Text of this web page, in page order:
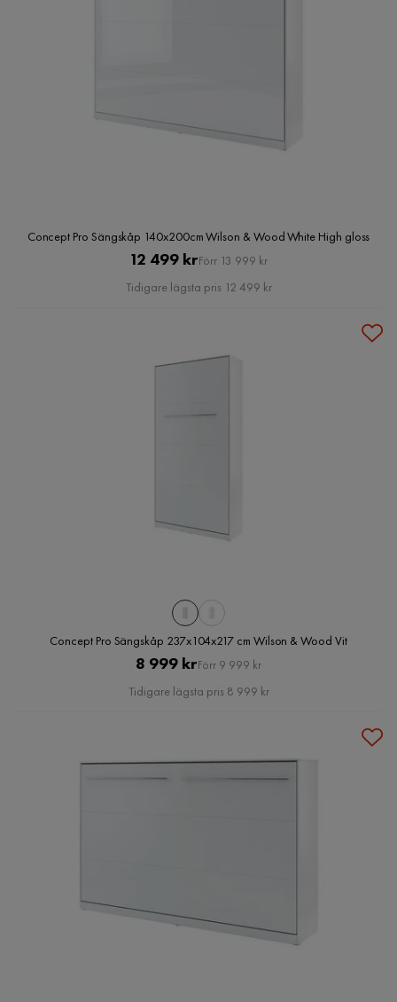
Concept Pro Sängskåp 140x200cm Wilson & Wood White High gloss
Pris
12 499 krOriginal
Pris
Förr 13 999 kr
Tidigare lägsta pris 12 499 kr
Concept Pro Sängskåp 237x104x217 cm Wilson & Wood Vit
Pris
8 999 krOriginal
Pris
Förr 9 999 kr
Tidigare lägsta pris 8 999 kr